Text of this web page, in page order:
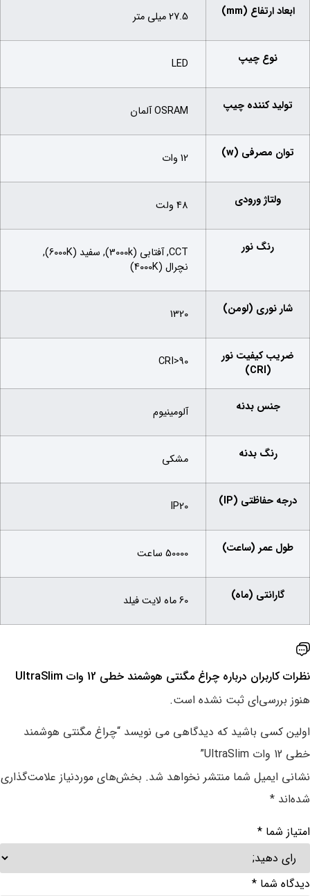
ابعاد ارتفاع (mm) 27.5 میلی متر
نوع چیپ LED
تولید کننده چیپ OSRAM آلمان
توان مصرفی (w) 12 وات
ولتاژ ورودی 48 ولت
رنگ نور
CCT, آفتابی (3000k), سفید (6000K),
نچرال (4000K)
شار نوری (لومن) 1320
ضریب کیفیت نور
(CRI)
CRI>90
جنس بدنه آلومینیوم
رنگ بدنه مشکی
درجه حفاظتی (IP) IP20
طول عمر (ساعت) 50000 ساعت
گارانتی (ماه) 60 ماه لایت فیلد
نظرات کاربران درباره ‌چراغ مگنتی هوشمند خطی 12 وات UltraSlim
هنوز بررسی‌ای ثبت نشده است.
اولین کسی باشید که دیدگاهی می نویسد “چراغ مگنتی هوشمند
خطی 12 وات UltraSlim”
نشانی ایمیل شما منتشر نخواهد شد. بخش‌های موردنیاز علامت‌گذاری
شده‌اند *
امتیاز شما *
دیدگاه شما *